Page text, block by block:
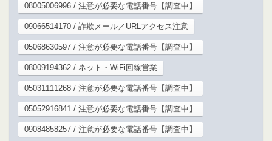
08005006996 / 注意が必要な電話番号【調査中】
09066514170 / 詐欺メール／URLアクセス注意
05068630597 / 注意が必要な電話番号【調査中】
08009194362 / ネット・WiFi回線営業
05031111268 / 注意が必要な電話番号【調査中】
05052916841 / 注意が必要な電話番号【調査中】
09084858257 / 注意が必要な電話番号【調査中】